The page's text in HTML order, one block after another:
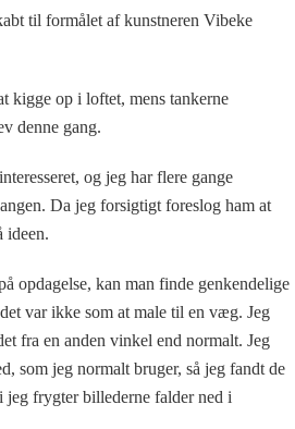
til formålet af kunstneren Vibeke
kigge op i loftet, mens tankerne
denne gang.
og jeg har flere gange
Da jeg forsigtigt foreslog ham at
ideen.
opdagelse, kan man finde genkendelige
var ikke som at male til en væg. Jeg
fra en anden vinkel end normalt. Jeg
som jeg normalt bruger, så jeg fandt de
frygter billederne falder ned i